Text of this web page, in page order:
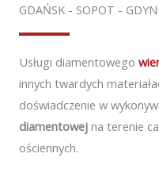
GDAŃSK - SOPOT -
Usługi diamentowego
innych twardych
doświadczenie w
diamentowej na terenie
ościennych.